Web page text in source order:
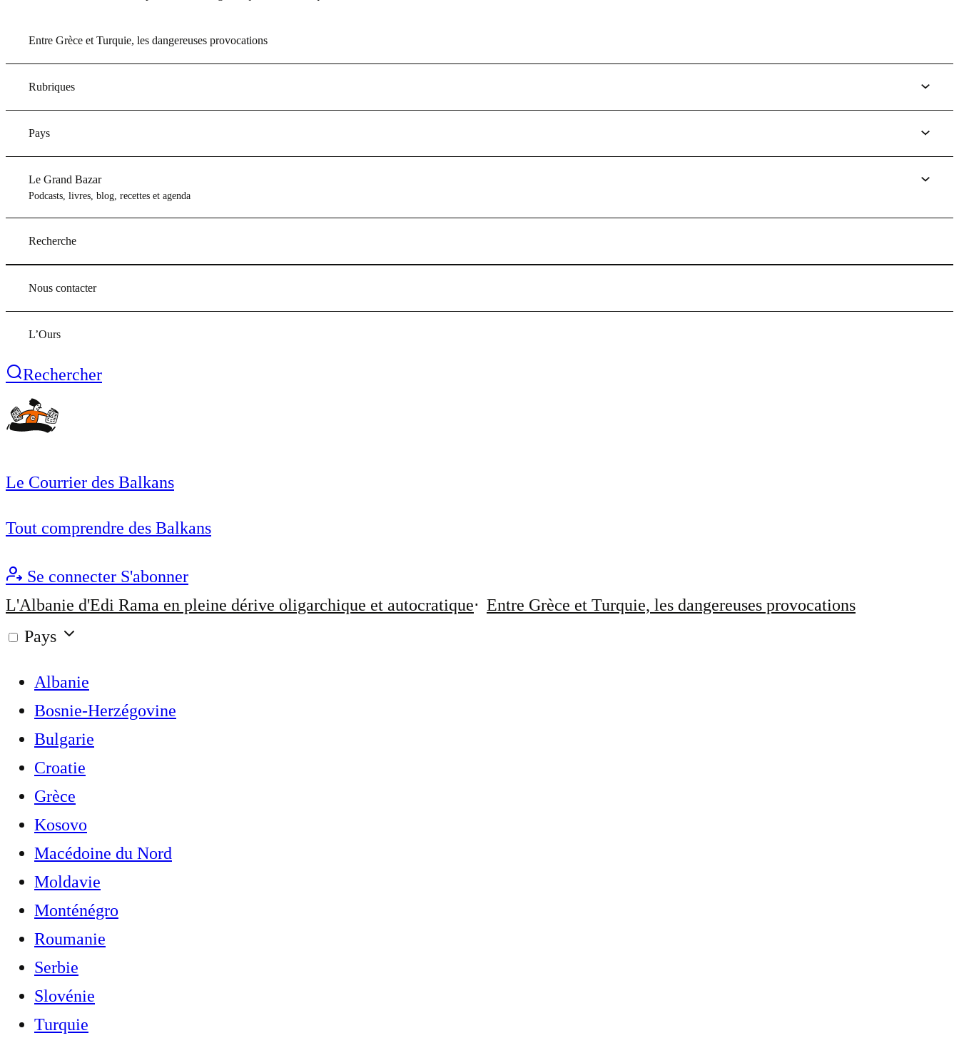
Entre Grèce et Turquie, les dangereuses provocations
Rubriques
Pays
Le Grand Bazar
Podcasts, livres, blog, recettes et agenda
Recherche
Nous contacter
L’Ours
Rechercher
Le Courrier des Balkans
Tout comprendre des Balkans
Se connecter S'abonner
L'Albanie d'Edi Rama en pleine dérive oligarchique et autocratique
Entre Grèce et Turquie, les dangereuses provocations
Pays
Albanie
Bosnie-Herzégovine
Bulgarie
Croatie
Grèce
Kosovo
Macédoine du Nord
Moldavie
Monténégro
Roumanie
Serbie
Slovénie
Turquie